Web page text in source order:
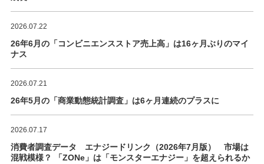
2026.07.22
26年6月の「コンビニエンスストア売上高」は16ヶ月ぶりのマイ
ナス
2026.07.21
26年5月の「商業動態統計調査」は6ヶ月連続のプラスに
2026.07.17
消費者調査データ エナジードリンク（2026年7月版） 市場は
混戦模様？ 「ZONe」は「モンスターエナジー」を超えられるか